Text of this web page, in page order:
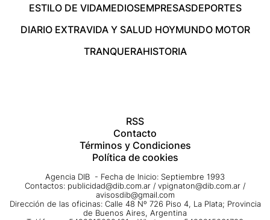
ESTILO DE VIDAMEDIOSEMPRESASDEPORTES
DIARIO EXTRAVIDA Y SALUD HOYMUNDO MOTOR
TRANQUERAHISTORIA
RSS
Contacto
Términos y Condiciones
Política de cookies
Agencia DIB - Fecha de Inicio: Septiembre 1993
Contactos: publicidad@dib.com.ar / vpignaton@dib.com.ar /
avisosdib@gmail.com
Dirección de las oficinas: Calle 48 Nº 726 Piso 4, La Plata; Provincia
de Buenos Aires, Argentina